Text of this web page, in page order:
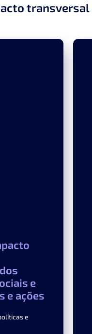
transversal
e
e ações
e